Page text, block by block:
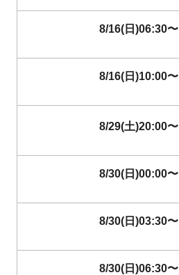
8/16(日)06:30〜
8/16(日)10:00〜
8/29(土)20:00〜
8/30(日)00:00〜
8/30(日)03:30〜
8/30(日)06:30〜